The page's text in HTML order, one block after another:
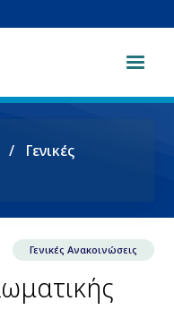
Γενικές
Γενικές Ανακοινώσεις